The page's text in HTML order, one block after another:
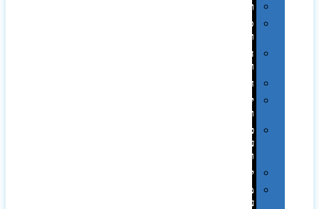
תרמי
ספלים
וכוסות
הוקרה
ואומנות
חגים
יין
ומארזים
כלי
עבודה
ופנסים
למטבח
מוצרי
עור